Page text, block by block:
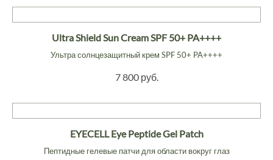
Ultra Shield Sun Cream SPF 50+ PA++++
Ультра солнцезащитный крем SPF 50+ PA++++
7 800 руб.
EYECELL Eye Peptide Gel Patch
Пептидные гелевые патчи для области вокруг глаз